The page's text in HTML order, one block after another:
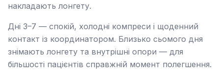
накладають лонгету.
Дні 3–7 — спокій, холодні компреси і щоденний
контакт із координатором. Близько сьомого дня
знімають лонгету та внутрішні опори — для
більшості пацієнтів справжній момент полегшення.